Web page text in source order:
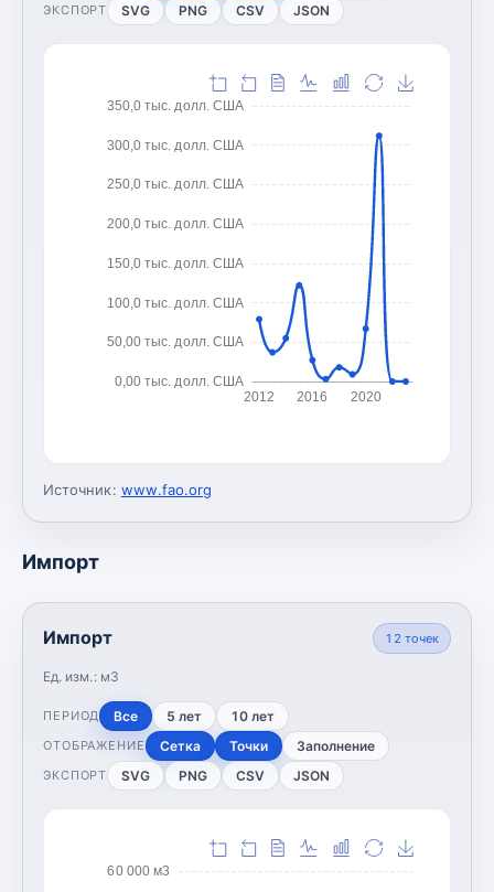
ЭКСПОРТ SVG PNG CSV JSON
0,00 тыс. долл. США
50,00 тыс. долл. США
100,0 тыс. долл. США
150,0 тыс. долл. США
200,0 тыс. долл. США
250,0 тыс. долл. США
300,0 тыс. долл. США
350,0 тыс. долл. США
2012 2016 2020
Источник: www.fao.org
Импорт
Импорт
Ед. изм.: м3
12 точек
ПЕРИОД Все 5 лет 10 лет
ОТОБРАЖЕНИЕ Сетка Точки Заполнение
ЭКСПОРТ SVG PNG CSV JSON
60 000 м3